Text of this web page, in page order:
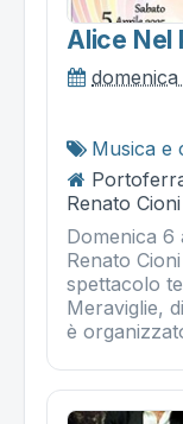
Alice Nel
Musica e
Renato Cioni
Domenica 6
Renato
spettacolo
Meraviglie,
è